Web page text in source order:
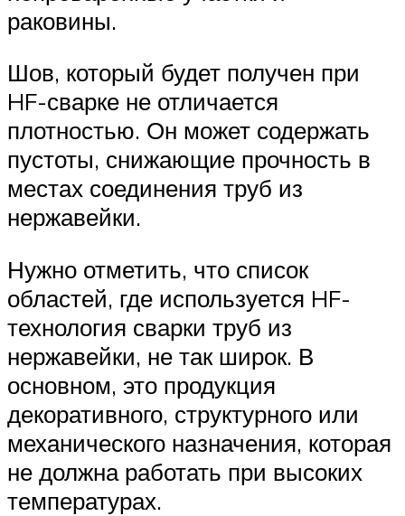
раковины.
Шов, который будет получен при
HF-сварке не отличается
плотностью. Он может содержать
пустоты, снижающие прочность в
местах соединения труб из
нержавейки.
Нужно отметить, что список
областей, где используется HF-
технология сварки труб из
нержавейки, не так широк. В
основном, это продукция
декоративного, структурного или
механического назначения, которая
не должна работать при высоких
температурах.